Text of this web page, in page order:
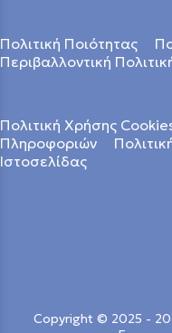
Πολιτική Ποιότητας
Περιβαλλοντική
Πολιτική Χρήσης
Πληροφοριών
Ιστοσελίδας
Copyright © 2025 -